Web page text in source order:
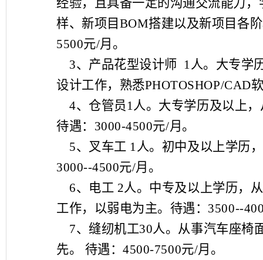
经验，且具备一定的沟通交流能力
样、新项目 BOM搭建以及新项目各
5500元/月。
3、产品花型设计师 1人。大专学
设计工作，熟悉PHOTOSHOP/CAD
4、仓管员 1人。大专学历及以上
待遇： 3000-4500元/月。
5、叉车工 1人。初中及以上学历
3000--4500元/月。
6、电工 2人。中专及以上学历，
工作，以弱电为主。待遇： 3500--
7、缝纫机工30人。从事汽车座椅
先。
待遇：4500-7500元/月。